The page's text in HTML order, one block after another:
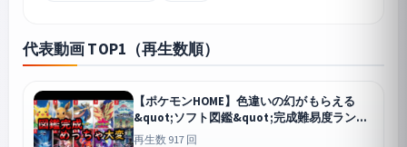
代表動画 TOP1（再生数順）
【ポケモンHOME】色違いの幻がもらえる
&quot;ソフト図鑑&quot;完成難易度ランキ
ング【全6ソフト】
再生数 917 回